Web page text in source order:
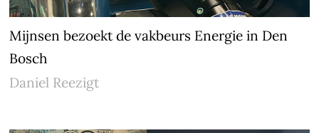
Mijnsen bezoekt de vakbeurs Energie in Den
Bosch
Daniel Reezigt